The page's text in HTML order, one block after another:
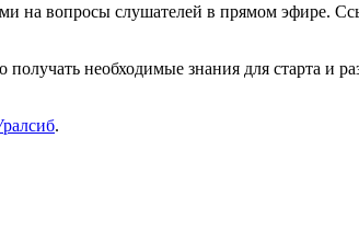
на вопросы слушателей в прямом эфире.
необходимые знания для старта и
.